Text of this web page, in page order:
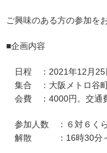
ご興味のある方の参加を
■企画内容
日程 ：2021年12月25
集合 ：大阪メトロ谷
会費 ：4000円。交通費
参加人数 ：６対６くら
解散 ：16時30分～17